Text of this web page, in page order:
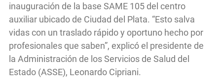
inauguración de la base SAME 105 del centro
auxiliar ubicado de Ciudad del Plata. “Esto salva
vidas con un traslado rápido y oportuno hecho por
profesionales que saben”, explicó el presidente de
la Administración de los Servicios de Salud del
Estado (ASSE), Leonardo Cipriani.